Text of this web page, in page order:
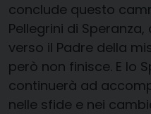
conclude questo
Pellegrini di
verso il Padre della
però non finisce. E lo
continuerà ad
nelle sfide e nei